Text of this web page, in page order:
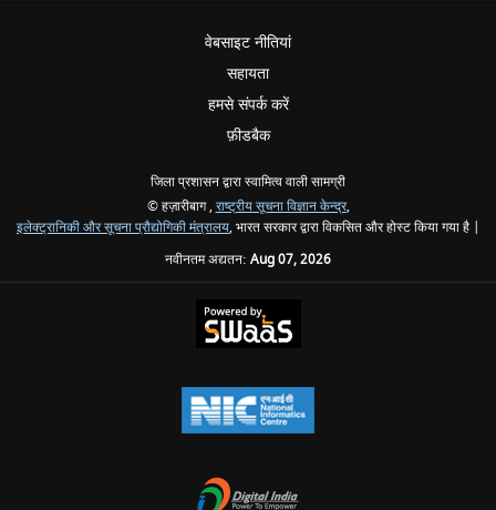
वेबसाइट नीतियां
सहायता
हमसे संपर्क करें
फ़ीडबैक
जिला प्रशासन द्वारा स्वामित्व वाली सामग्री
© हज़ारीबाग , राष्ट्रीय सूचना विज्ञान केन्द्र,
इलेक्ट्रानिकी और सूचना प्रौद्योगिकी मंत्रालय, भारत सरकार द्वारा विकसित और होस्ट किया गया है |
नवीनतम अद्यतन: Aug 07, 2026